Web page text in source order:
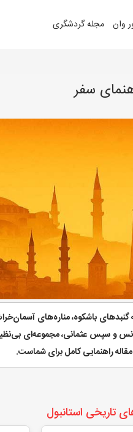
وان مجله گردشگری
سفر
باشکوه، مناره‌های
و سپس عثمانی، مجموعه‌ای
مقاله راهنمایی کامل برای شماست.
تاریخی استانبول